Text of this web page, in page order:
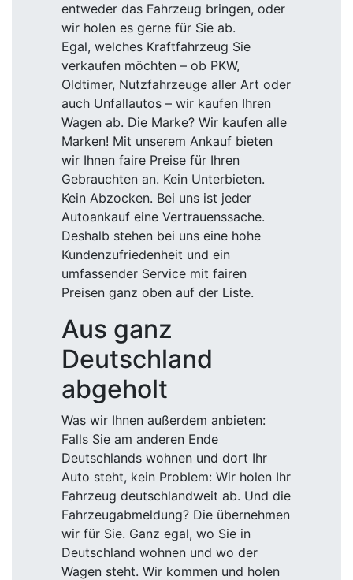
entweder das Fahrzeug bringen, oder
wir holen es gerne für Sie ab.
Egal, welches Kraftfahrzeug Sie
verkaufen möchten – ob PKW,
Oldtimer, Nutzfahrzeuge aller Art oder
auch Unfallautos – wir kaufen Ihren
Wagen ab. Die Marke? Wir kaufen alle
Marken! Mit unserem Ankauf bieten
wir Ihnen faire Preise für Ihren
Gebrauchten an. Kein Unterbieten.
Kein Abzocken. Bei uns ist jeder
Autoankauf eine Vertrauenssache.
Deshalb stehen bei uns eine hohe
Kundenzufriedenheit und ein
umfassender Service mit fairen
Preisen ganz oben auf der Liste.
Aus ganz
Deutschland
abgeholt
Was wir Ihnen außerdem anbieten:
Falls Sie am anderen Ende
Deutschlands wohnen und dort Ihr
Auto steht, kein Problem: Wir holen Ihr
Fahrzeug deutschlandweit ab. Und die
Fahrzeugabmeldung? Die übernehmen
wir für Sie. Ganz egal, wo Sie in
Deutschland wohnen und wo der
Wagen steht. Wir kommen und holen